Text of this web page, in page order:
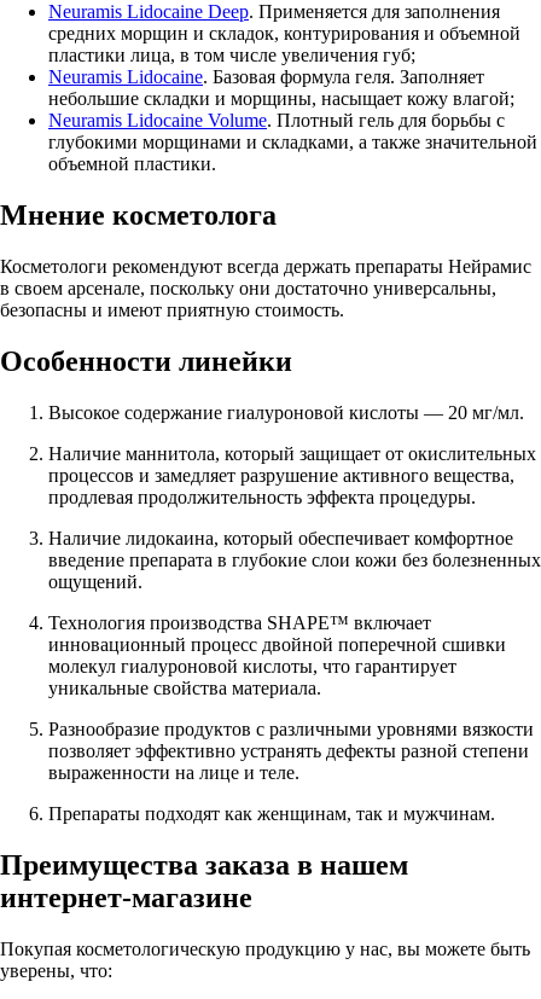
Neuramis Lidocaine Deep. Применяется для заполнения
средних морщин и складок, контурирования и объемной
пластики лица, в том числе увеличения губ;
Neuramis Lidocaine. Базовая формула геля. Заполняет
небольшие складки и морщины, насыщает кожу влагой;
Neuramis Lidocaine Volume. Плотный гель для борьбы с
глубокими морщинами и складками, а также значительной
объемной пластики.
Мнение косметолога
Косметологи рекомендуют всегда держать препараты Нейрамис
в своем арсенале, поскольку они достаточно универсальны,
безопасны и имеют приятную стоимость.
Особенности линейки
Высокое содержание гиалуроновой кислоты — 20 мг/мл.
Наличие маннитола, который защищает от окислительных
процессов и замедляет разрушение активного вещества,
продлевая продолжительность эффекта процедуры.
Наличие лидокаина, который обеспечивает комфортное
введение препарата в глубокие слои кожи без болезненных
ощущений.
Технология производства SHAPE™ включает
инновационный процесс двойной поперечной сшивки
молекул гиалуроновой кислоты, что гарантирует
уникальные свойства материала.
Разнообразие продуктов с различными уровнями вязкости
позволяет эффективно устранять дефекты разной степени
выраженности на лице и теле.
Препараты подходят как женщинам, так и мужчинам.
Преимущества заказа в нашем
интернет-магазине
Покупая косметологическую продукцию у нас, вы можете быть
уверены, что: